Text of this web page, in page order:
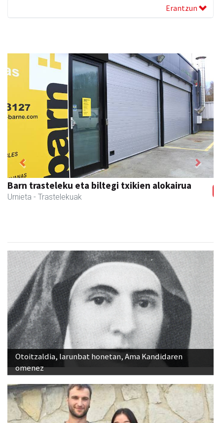
Erantzun
Egape Ikastola
Urnieta - Hezkuntza
Previous Next
Otoitzaldia, larunbat honetan, Ama Kandidaren
omenez